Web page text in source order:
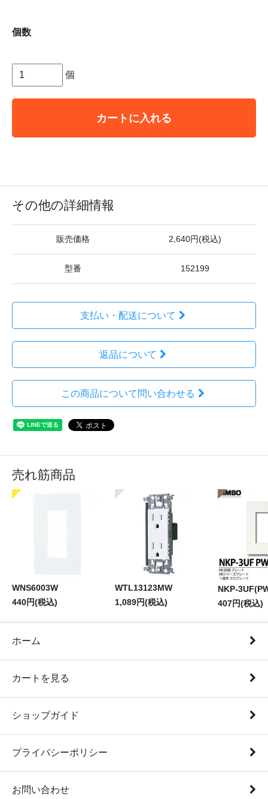
個数
個
カートに入れる
その他の詳細情報
販売価格 2,640円(税込)
型番 152199
支払い・配送について
返品について
この商品について問い合わせる
売れ筋商品
WNS6003W
440円(税込)
WTL13123MW
1,089円(税込)
NKP-
407円(税込)
ホーム
カートを見る
ショップガイド
プライバシーポリシー
お問い合わせ